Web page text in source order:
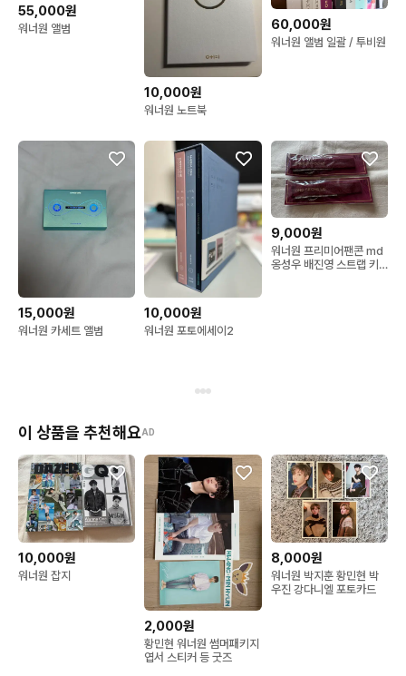
55,000원
워너원 앨범
10,000원
워너원 노트북
60,000원
워너원 앨범 일괄 / 투비원
15,000원
워너원 카세트 앨범
10,000원
워너원 포토에세이2
9,000원
워너원 프리미어팬콘 md
옹성우 배진영 스트랩 키
이 상품을 추천해요AD
10,000원
워너원 잡지
2,000원
황민현 워너원 썸머패키지
엽서 스티커 등 굿즈
8,000원
워너원 박지훈 황민현 박
우진 강다니엘 포토카드